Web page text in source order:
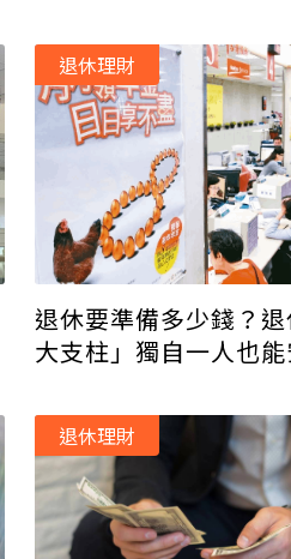
退休要準備多少錢？
大支柱」獨自一人也
退休理財
退休理財